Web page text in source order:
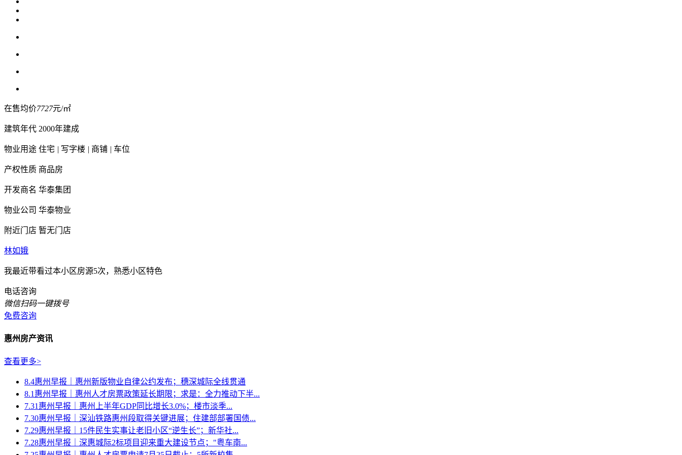
在售均价7727元/㎡
建筑年代 2000年建成
物业用途 住宅 | 写字楼 | 商铺 | 车位
产权性质 商品房
开发商名 华泰集团
物业公司 华泰物业
附近门店 暂无门店
林如娥
我最近带看过本小区房源5次，熟悉小区特色
电话咨询
微信扫码一键拨号
免费咨询
惠州房产资讯
查看更多>
8.4惠州早报｜惠州新版物业自律公约发布；穗深城际全线贯通
8.1惠州早报｜惠州人才房票政策延长期限；求是：全力推动下半...
7.31惠州早报｜惠州上半年GDP同比增长3.0%；楼市淡季...
7.30惠州早报｜深汕铁路惠州段取得关键进展；住建部部署国债...
7.29惠州早报｜15件民生实事让老旧小区“逆生长”；新华社...
7.28惠州早报｜深惠城际2标项目迎来重大建设节点；"粤车南...